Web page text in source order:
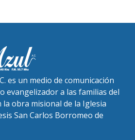
es un medio de comunicación
evangelizador a las familias del
obra misional de la Iglesia
San Carlos Borromeo de